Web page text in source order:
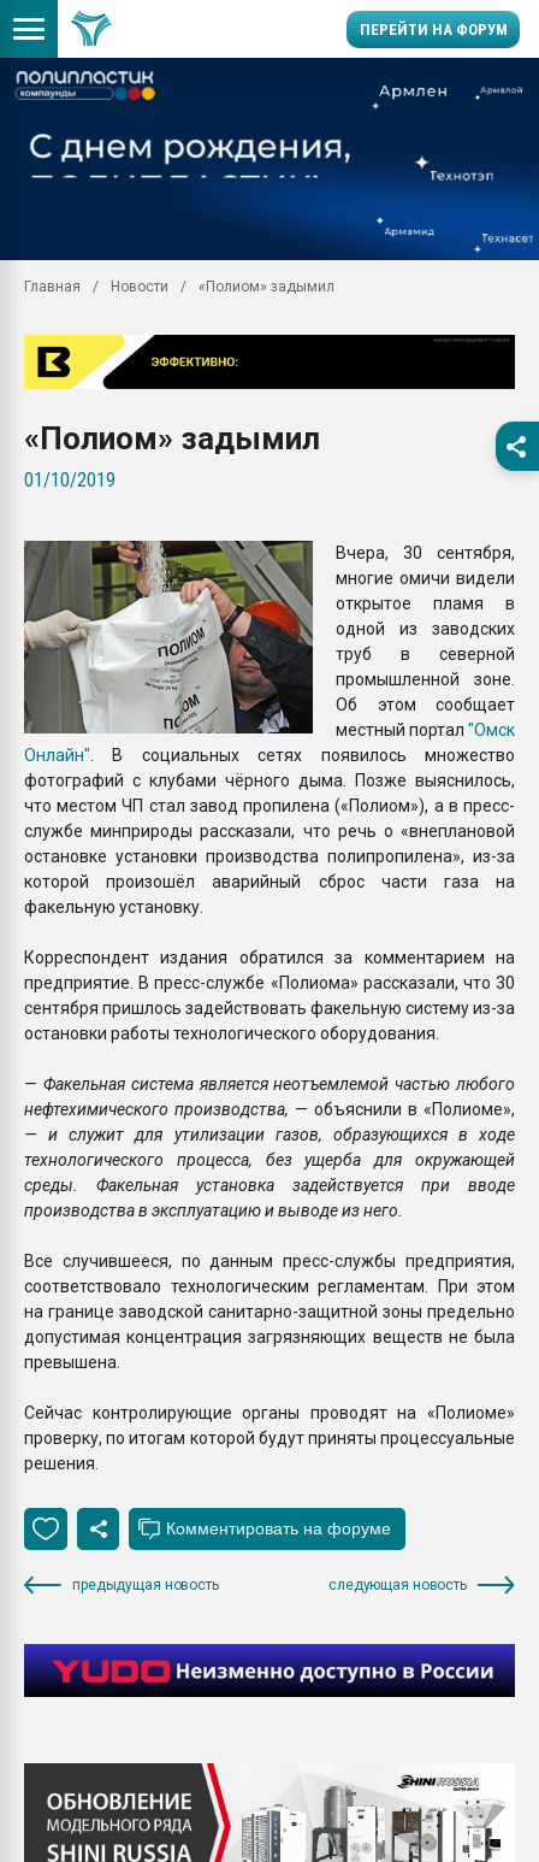
ПЕРЕЙТИ НА ФОРУМ
заводу пластмасс"
Вакуум-формовочные
первый план в
Всё, что касается
бутылок
ПЕРЕЙТИ НА
Главная Новости «Полиом» задымил
«Полиом» задымил
01/10/2019
Вчера, 30 сентября,
многие омичи видели
открытое пламя в
одной из заводских
труб в северной
промышленной зоне.
Об этом сообщает
местный портал "Омск
Онлайн" . В социальных сетях появилось множество
фотографий с клубами чёрного дыма. Позже выяснилось,
что местом ЧП стал завод пропилена («Полиом»), а в пресс-
службе минприроды рассказали, что речь о «внеплановой
остановке установки производства полипропилена», из-за
которой произошёл аварийный сброс части газа на
факельную установку.
Корреспондент издания обратился за комментарием на
предприятие. В пресс-службе «Полиома» рассказали, что 30
сентября пришлось задействовать факельную систему из-за
остановки работы технологического оборудования.
— Факельная система является неотъемлемой частью любого
нефтехимического производства, — объяснили в «Полиоме»,
— и служит для утилизации газов, образующихся в ходе
технологического процесса, без ущерба для окружающей
среды. Факельная установка задействуется при вводе
производства в эксплуатацию и выводе из него.
Все случившееся, по данным пресс-службы предприятия,
соответствовало технологическим регламентам. При этом
на границе заводской санитарно-защитной зоны предельно
допустимая концентрация загрязняющих веществ не была
превышена.
Сейчас контролирующие органы проводят на «Полиоме»
проверку, по итогам которой будут приняты процессуальные
решения.
предыдущая новость следующая новость